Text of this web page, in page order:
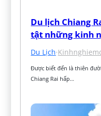
Du lịch Chiang
tật những kinh
Du Lịch·
Được biết đến là thiên
Chiang Rai hấp…